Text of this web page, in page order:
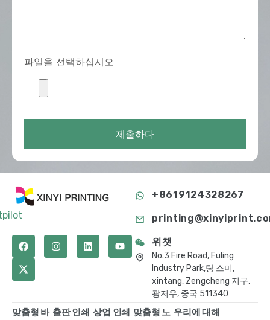
파일을 선택하십시오
제출하다
+8619124328267
위챗
No.3 Fire Road, Fuling
Industry Park,탕 스미,
xintang, Zengcheng 지구,
광저우, 중국 511340
맞춤형 바 출판 인쇄 상업 인쇄 맞춤형 노 우리에 대해